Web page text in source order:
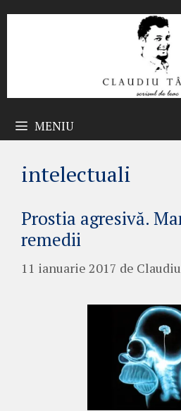
MENIU
intelectuali
Prostia agresivă.
remedii
11 ianuarie 2017 de